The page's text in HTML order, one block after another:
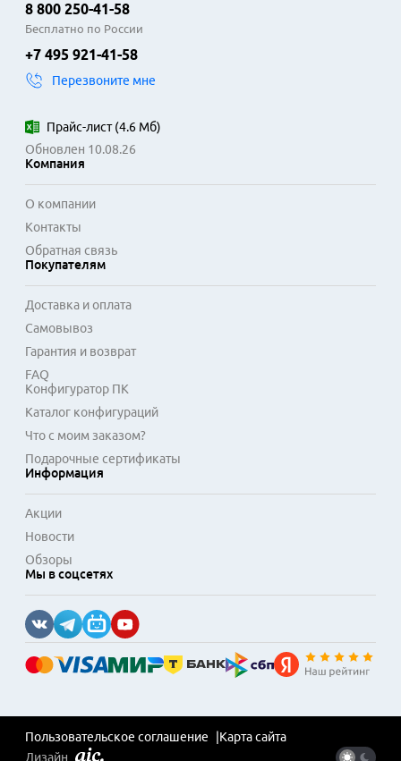
8 800 250-41-58
Бесплатно по России
+7 495 921-41-58
Перезвоните мне
Прайс-лист(4.6 Мб)
Обновлен 10.08.26
Компания
О компании
Контакты
Обратная связь
Покупателям
Доставка и оплата
Самовывоз
Гарантия и возврат
FAQ
Конфигуратор ПК
Каталог конфигураций
Что с моим заказом?
Подарочные сертификаты
Информация
Акции
Новости
Обзоры
Мы в соцсетях
Пользовательское соглашение
Карта сайта
Дизайн